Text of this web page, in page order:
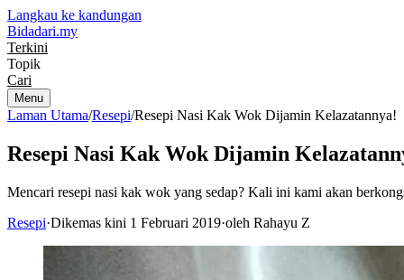
Langkau ke kandungan
Bidadari.my
Terkini
Topik
Cari
Menu
Laman Utama/Resepi/Resepi Nasi Kak Wok Dijamin Kelazatannya!
Resepi Nasi Kak Wok Dijamin
Mencari resepi nasi kak wok yang sedap? Kali ini kami akan
Resepi·Dikemas kini 1 Februari 2019·oleh Rahayu Z